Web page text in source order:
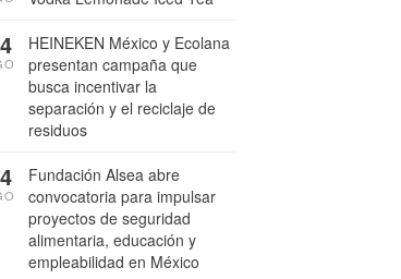
HEINEKEN México y Ecolana
presentan campaña que
busca incentivar la
separación y el reciclaje de
residuos
Fundación Alsea abre
convocatoria para impulsar
proyectos de seguridad
alimentaria, educación y
empleabilidad en México